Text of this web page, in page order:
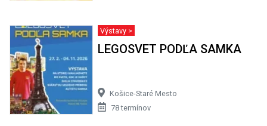
Výstavy >
LEGOSVET PODĽA SAMKA
Košice-Staré Mesto
78 termínov